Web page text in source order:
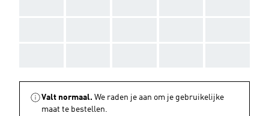
Valt normaal. We raden je aan om je gebruikelijke
maat te bestellen.